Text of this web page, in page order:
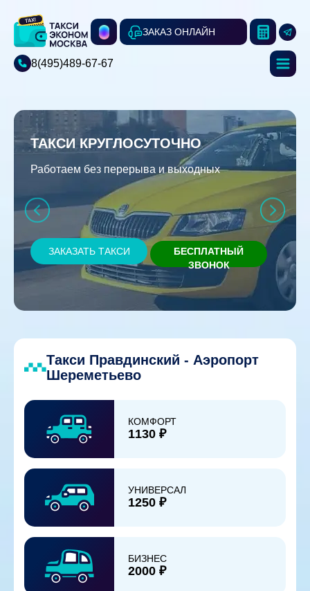
ЗАКАЗ ОНЛАЙН
8(495)489-67-67
ТАКСИ КРУГЛОСУТОЧНО
Работаем без перерыва и выходных
ЗАКАЗАТЬ ТАКСИ
БЕСПЛАТНЫЙ
ЗВОНОК
Такси Правдинский - Аэропорт
Шереметьево
КОМФОРТ
1130 ₽
УНИВЕРСАЛ
1250 ₽
БИЗНЕС
2000 ₽